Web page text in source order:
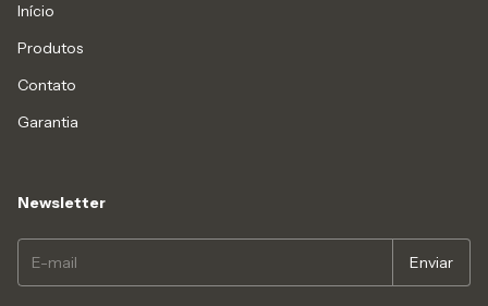
Início
Produtos
Contato
Garantia
Newsletter